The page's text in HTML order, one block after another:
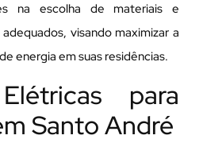
na escolha de materiais e
visando maximizar a
energia em suas residências.
para
Santo André